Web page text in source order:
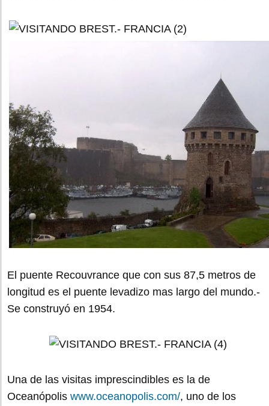
El puente Recouvrance que con sus 87,5 metros de
longitud es el puente levadizo mas largo del mundo.-
Se construyó en 1954.
Una de las visitas imprescindibles es la de
Oceanópolis www.oceanopolis.com/, uno de los